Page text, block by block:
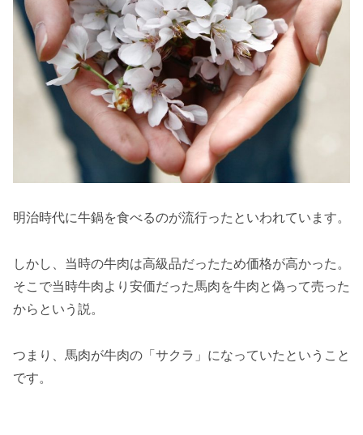
明治時代に牛鍋を食べるのが流行ったといわれています。
しかし、当時の牛肉は高級品だったため価格が高かった。
そこで当時牛肉より安価だった馬肉を牛肉と偽って売った
からという説。
つまり、馬肉が牛肉の「サクラ」になっていたということ
です。